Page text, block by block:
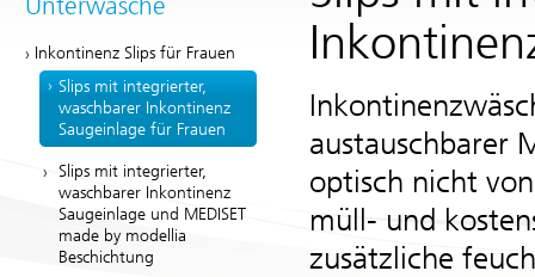
Unterwäsche
Inkontinenz Slips für Frauen
Slips mit integrierter,
waschbarer Inkontinenz
Saugeinlage für Frauen
Slips mit integrierter,
waschbarer Inkontinenz
Saugeinlage und MEDISET
made by modellia
Beschichtung
austauschbarer
optisch nicht
müll- und
zusätzliche